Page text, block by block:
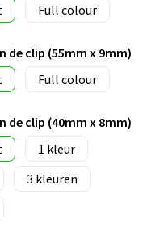
Full colour
de clip (55mm x 9mm)
Full colour
de clip (40mm x 8mm)
1
3